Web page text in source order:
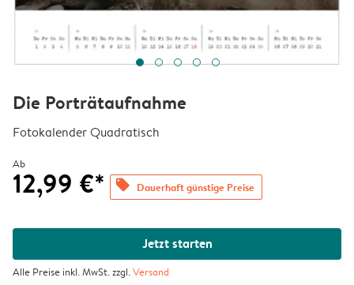
Die Porträtaufnahme
Fotokalender Quadratisch
Ab
12,99 €* offers Dauerhaft günstige Preise
Jetzt starten
Alle Preise inkl. MwSt. zzgl.Versand